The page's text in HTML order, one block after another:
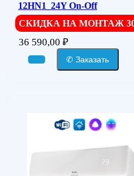
12HN1_24Y On-Off
СКИДКА НА МОНТАЖ
36 590,00 ₽
✆ Заказать